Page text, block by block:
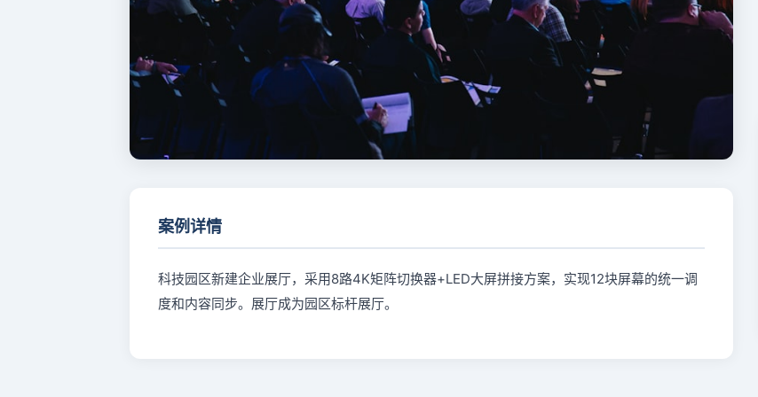
案例详情
科技园区新建企业展厅，采用8路4K矩阵切换器+LED大屏拼接方案，实现12块屏幕的统一调
度和内容同步。展厅成为园区标杆展厅。